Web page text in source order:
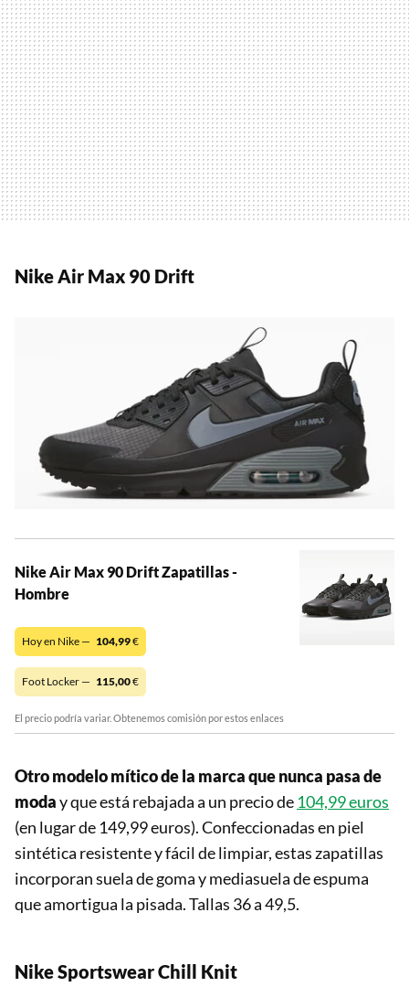
Nike Air Max 90 Drift
Nike Air Max 90 Drift Zapatillas -
Hombre
Hoy en Nike — 104,99€
Foot Locker — 115,00€
El precio podría variar. Obtenemos comisión por estos enlaces
Otro modelo mítico de la marca que nunca pasa de
moday que está rebajada a un precio de 104,99 euros
(en lugar de 149,99 euros). Confeccionadas en piel
sintética resistente y fácil de limpiar, estas zapatillas
incorporan suela de goma y mediasuela de espuma
que amortigua la pisada. Tallas 36 a 49,5.
Nike Sportswear Chill Knit